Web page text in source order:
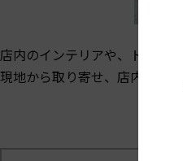
店内のインテリアや、トルコ
現地から取り寄せ、店内はさな